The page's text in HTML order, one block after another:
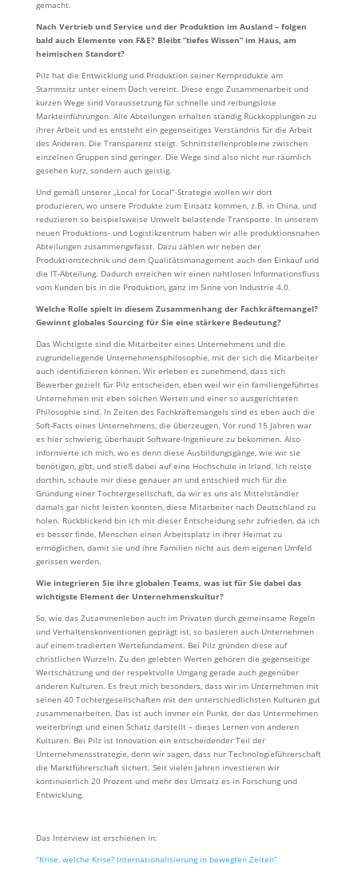
gemacht.
Nach Vertrieb und Service und der Produktion im Ausland – folgen
bald auch Elemente von F&E? Bleibt “tiefes Wissen” im Haus, am
heimischen Standort?
Pilz hat die Entwicklung und Produktion seiner Kernprodukte am
Stammsitz unter einem Dach vereint. Diese enge Zusammenarbeit und
kurzen Wege sind Voraussetzung für schnelle und reibungslose
Markteinführungen. Alle Abteilungen erhalten ständig Rückkopplungen zu
ihrer Arbeit und es entsteht ein gegenseitiges Verständnis für die Arbeit
des Anderen. Die Transparenz steigt. Schnittstellenprobleme zwischen
einzelnen Gruppen sind geringer. Die Wege sind also nicht nur räumlich
gesehen kurz, sondern auch geistig.
Und gemäß unserer „Local for Local“-Strategie wollen wir dort
produzieren, wo unsere Produkte zum Einsatz kommen, z.B. in China, und
reduzieren so beispielsweise Umwelt belastende Transporte. In unserem
neuen Produktions- und Logistikzentrum haben wir alle produktionsnahen
Abteilungen zusammengefasst. Dazu zählen wir neben der
Produktionstechnik und dem Qualitätsmanagement auch den Einkauf und
die IT-Abteilung. Dadurch erreichen wir einen nahtlosen Informationsfluss
vom Kunden bis in die Produktion, ganz im Sinne von Industrie 4.0.
Welche Rolle spielt in diesem Zusammenhang der Fachkräftemangel?
Gewinnt globales Sourcing für Sie eine stärkere Bedeutung?
Das Wichtigste sind die Mitarbeiter eines Unternehmens und die
zugrundeliegende Unternehmensphilosophie, mit der sich die Mitarbeiter
auch identifizieren können. Wir erleben es zunehmend, dass sich
Bewerber gezielt für Pilz entscheiden, eben weil wir ein familiengeführtes
Unternehmen mit eben solchen Werten und einer so ausgerichteten
Philosophie sind. In Zeiten des Fachkräftemangels sind es eben auch die
Soft-Facts eines Unternehmens, die überzeugen. Vor rund 15 Jahren war
es hier schwierig, überhaupt Software-Ingenieure zu bekommen. Also
informierte ich mich, wo es denn diese Ausbildungsgänge, wie wir sie
benötigen, gibt, und stieß dabei auf eine Hochschule in Irland. Ich reiste
dorthin, schaute mir diese genauer an und entschied mich für die
Gründung einer Tochtergesellschaft, da wir es uns als Mittelständler
damals gar nicht leisten konnten, diese Mitarbeiter nach Deutschland zu
holen. Rückblickend bin ich mit dieser Entscheidung sehr zufrieden, da ich
es besser finde, Menschen einen Arbeitsplatz in ihrer Heimat zu
ermöglichen, damit sie und ihre Familien nicht aus dem eigenen Umfeld
gerissen werden.
Wie integrieren Sie ihre globalen Teams, was ist für Sie dabei das
wichtigste Element der Unternehmenskultur?
So, wie das Zusammenleben auch im Privaten durch gemeinsame Regeln
und Verhaltenskonventionen geprägt ist, so basieren auch Unternehmen
auf einem tradierten Wertefundament. Bei Pilz gründen diese auf
christlichen Wurzeln. Zu den gelebten Werten gehören die gegenseitige
Wertschätzung und der respektvolle Umgang gerade auch gegenüber
anderen Kulturen. Es freut mich besonders, dass wir im Unternehmen mit
seinen 40 Tochtergesellschaften mit den unterschiedlichsten Kulturen gut
zusammenarbeiten. Das ist auch immer ein Punkt, der das Untermehmen
weiterbringt und einen Schatz darstellt – dieses Lernen von anderen
Kulturen. Bei Pilz ist Innovation ein entscheidender Teil der
Unternehmensstrategie, denn wir sagen, dass nur Technologieführerschaft
die Marktführerschaft sichert. Seit vielen Jahren investieren wir
kontinuierlich 20 Prozent und mehr des Umsatz es in Forschung und
Entwicklung.
Das Interview ist erschienen in:
“Krise, welche Krise? Internationalisierung in bewegten Zeiten”